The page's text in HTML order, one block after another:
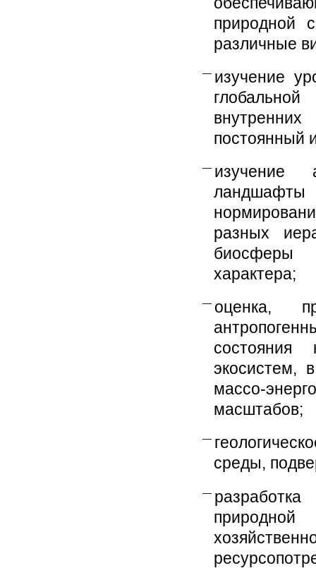
природной
различные
изучение
постоянный
изучение
разных
биосферы
характера;
оценка,
состояния
экосистем,
массо-
масштабов;
среды,